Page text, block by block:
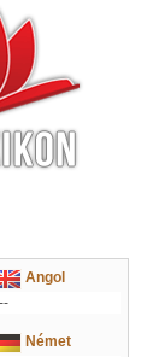
Angol
Német